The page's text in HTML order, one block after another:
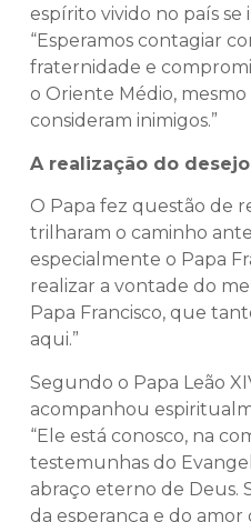
espírito vivido no país se
“Esperamos contagiar
fraternidade e
o Oriente Médio,
consideram inimigos.”
A realização do
O Papa fez questão de
trilharam o caminho
especialmente o Papa
realizar a vontade do
Papa Francisco, que
aqui.”
Segundo o Papa Leão
acompanhou
“Ele está conosco, na
testemunhas do
abraço eterno de Deus.
da esperança e do amor